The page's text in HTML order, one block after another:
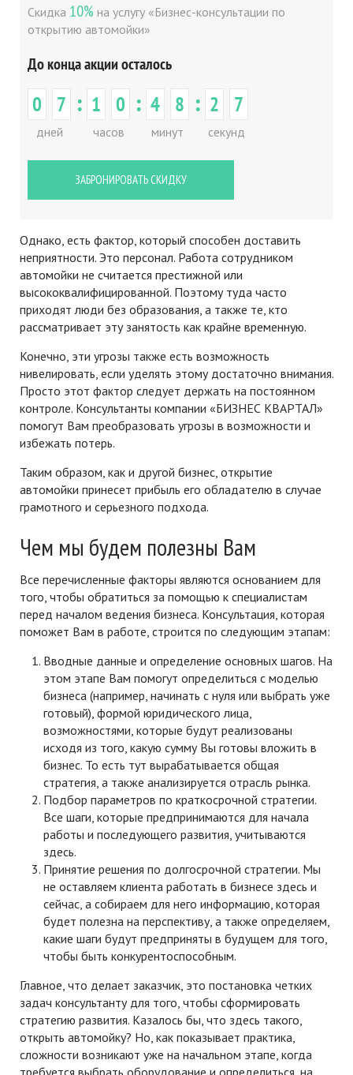
Скидка 10% на услугу «Бизнес-консультации по
открытию автомойки»
До конца акции осталось
0 7
дней
: 1 0
часов
: 4 8
минут
: 2 7
секунд
ЗАБРОНИРОВАТЬ СКИДКУ
Однако, есть фактор, который способен доставить
неприятности. Это персонал. Работа сотрудником
автомойки не считается престижной или
высококвалифицированной. Поэтому туда часто
приходят люди без образования, а также те, кто
рассматривает эту занятость как крайне временную.
Конечно, эти угрозы также есть возможность
нивелировать, если уделять этому достаточно внимания.
Просто этот фактор следует держать на постоянном
контроле. Консультанты компании «БИЗНЕС КВАРТАЛ»
помогут Вам преобразовать угрозы в возможности и
избежать потерь.
Таким образом, как и другой бизнес, открытие
автомойки принесет прибыль его обладателю в случае
грамотного и серьезного подхода.
Чем мы будем полезны Вам
Все перечисленные факторы являются основанием для
того, чтобы обратиться за помощью к специалистам
перед началом ведения бизнеса. Консультация, которая
поможет Вам в работе, строится по следующим этапам:
Вводные данные и определение основных шагов. На
этом этапе Вам помогут определиться с моделью
бизнеса (например, начинать с нуля или выбрать уже
готовый), формой юридического лица,
возможностями, которые будут реализованы
исходя из того, какую сумму Вы готовы вложить в
бизнес. То есть тут вырабатывается общая
стратегия, а также анализируется отрасль рынка.
Подбор параметров по краткосрочной стратегии.
Все шаги, которые предпринимаются для начала
работы и последующего развития, учитываются
здесь.
Принятие решения по долгосрочной стратегии. Мы
не оставляем клиента работать в бизнесе здесь и
сейчас, а собираем для него информацию, которая
будет полезна на перспективу, а также определяем,
какие шаги будут предприняты в будущем для того,
чтобы быть конкурентоспособным.
Главное, что делает заказчик, это постановка четких
задач консультанту для того, чтобы сформировать
стратегию развития. Казалось бы, что здесь такого,
открыть автомойку? Но, как показывает практика,
сложности возникают уже на начальном этапе, когда
требуется выбрать оборудование и определиться, на